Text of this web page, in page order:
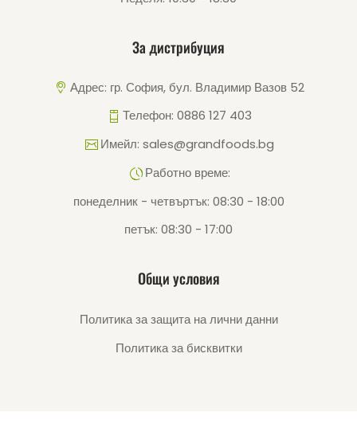
За дистрибуция
Адрес: гр. София, бул. Владимир Вазов 52
Телефон: 0886 127 403
Имейл: sales@grandfoods.bg
Работно време:
понеделник - четвъртък: 08:30 - 18:00
петък: 08:30 - 17:00
Общи условия
Политика за защита на лични данни
Политика за бисквитки